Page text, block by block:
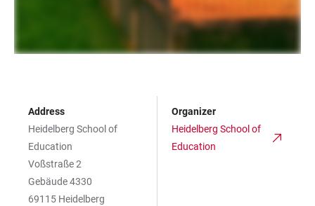
Address
Heidelberg School of
Education
Voßstraße 2
Gebäude 4330
69115 Heidelberg
Organizer
Heidelberg School of
Education